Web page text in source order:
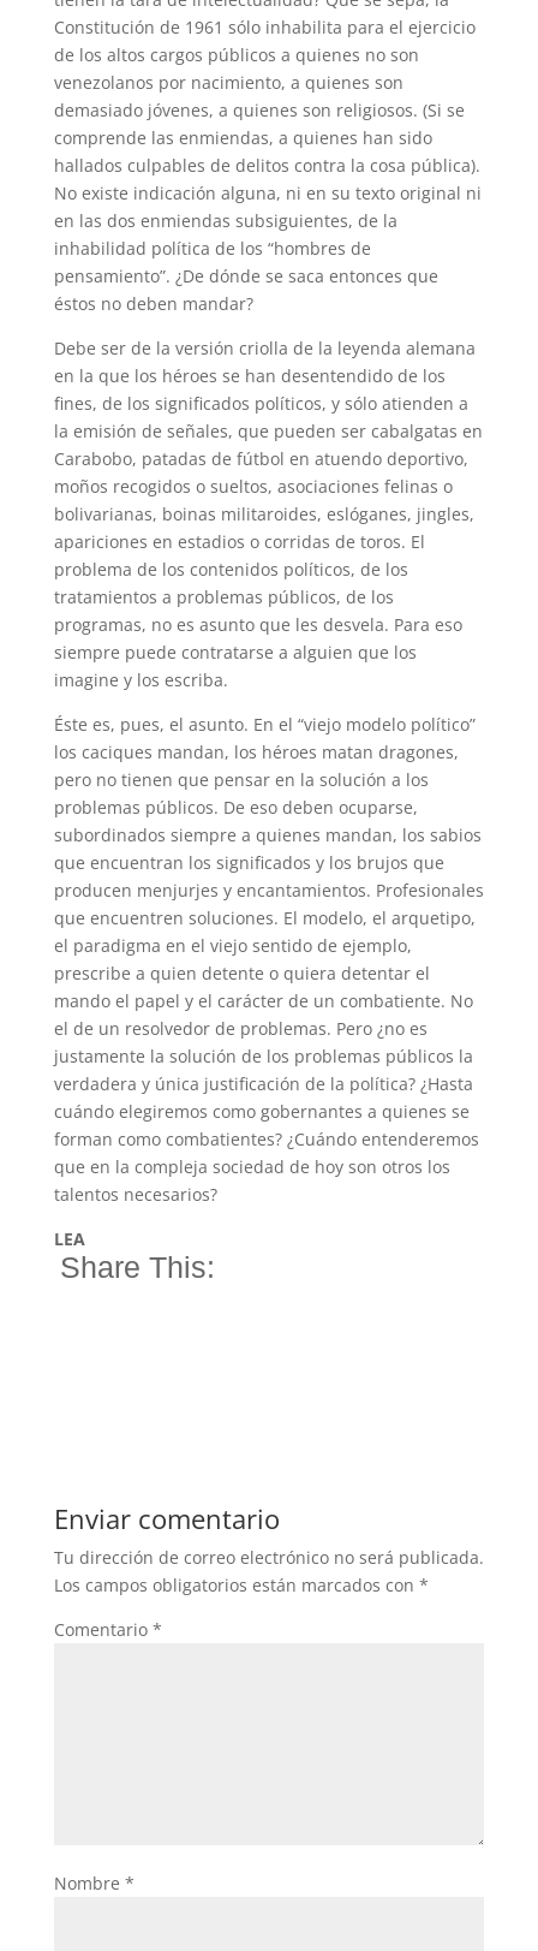
Constitución de 1961 sólo inhabilita para el ejercicio
de los altos cargos públicos a quienes no son
venezolanos por nacimiento, a quienes son
demasiado jóvenes, a quienes son religiosos. (Si se
comprende las enmiendas, a quienes han sido
hallados culpables de delitos contra la cosa pública).
No existe indicación alguna, ni en su texto original ni
en las dos enmiendas subsiguientes, de la
inhabilidad política de los “hombres de
pensamiento”. ¿De dónde se saca entonces que
éstos no deben mandar?
Debe ser de la versión criolla de la leyenda alemana
en la que los héroes se han desentendido de los
fines, de los significados políticos, y sólo atienden a
la emisión de señales, que pueden ser cabalgatas en
Carabobo, patadas de fútbol en atuendo deportivo,
moños recogidos o sueltos, asociaciones felinas o
bolivarianas, boinas militaroides, eslóganes, jingles,
apariciones en estadios o corridas de toros. El
problema de los contenidos políticos, de los
tratamientos a problemas públicos, de los
programas, no es asunto que les desvela. Para eso
siempre puede contratarse a alguien que los
imagine y los escriba.
Éste es, pues, el asunto. En el “viejo modelo político”
los caciques mandan, los héroes matan dragones,
pero no tienen que pensar en la solución a los
problemas públicos. De eso deben ocuparse,
subordinados siempre a quienes mandan, los sabios
que encuentran los significados y los brujos que
producen menjurjes y encantamientos. Profesionales
que encuentren soluciones. El modelo, el arquetipo,
el paradigma en el viejo sentido de ejemplo,
prescribe a quien detente o quiera detentar el
mando el papel y el carácter de un combatiente. No
el de un resolvedor de problemas. Pero ¿no es
justamente la solución de los problemas públicos la
verdadera y única justificación de la política? ¿Hasta
cuándo elegiremos como gobernantes a quienes se
forman como combatientes? ¿Cuándo entenderemos
que en la compleja sociedad de hoy son otros los
talentos necesarios?
LEA
Share This:
Enviar comentario
Tu dirección de correo electrónico no será publicada.
Los campos obligatorios están marcados con *
Comentario *
Nombre *